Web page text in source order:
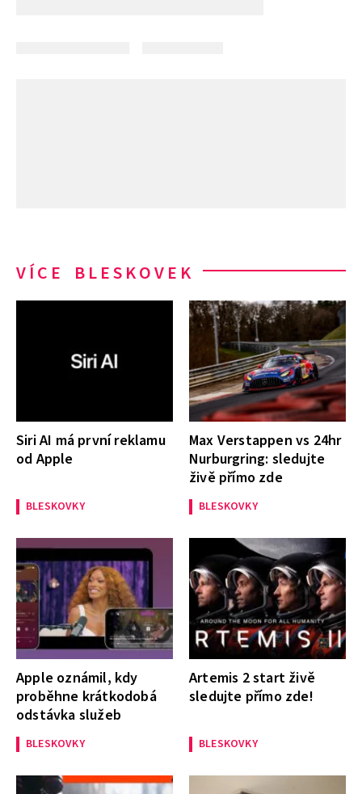
VÍCE BLESKOVEK
Siri AI má první reklamu
od Apple
BLESKOVKY
Max Verstappen vs 24hr
Nurburgring: sledujte
živě přímo zde
BLESKOVKY
Apple oznámil, kdy
proběhne krátkodobá
odstávka služeb
BLESKOVKY
Artemis 2 start živě
sledujte přímo zde!
BLESKOVKY